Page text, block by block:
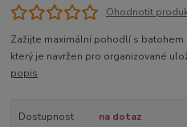
Ohodnotit
Zažijte maximální pohodlí s batohem
který je navržen pro organizované
popis
Dostupnost
na dotaz